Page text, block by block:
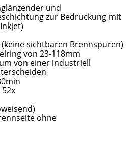
und
zur Bedruckung mit
sichtbaren Brennspuren)
von 23-118mm
von einer industriell
ohne